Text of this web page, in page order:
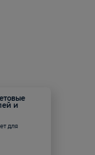
и
для